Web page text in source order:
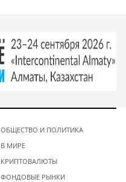
ОБЩЕСТВО И ПОЛИТИКА
В МИРЕ
КРИПТОВАЛЮТЫ
ФОНДОВЫЕ РЫНКИ